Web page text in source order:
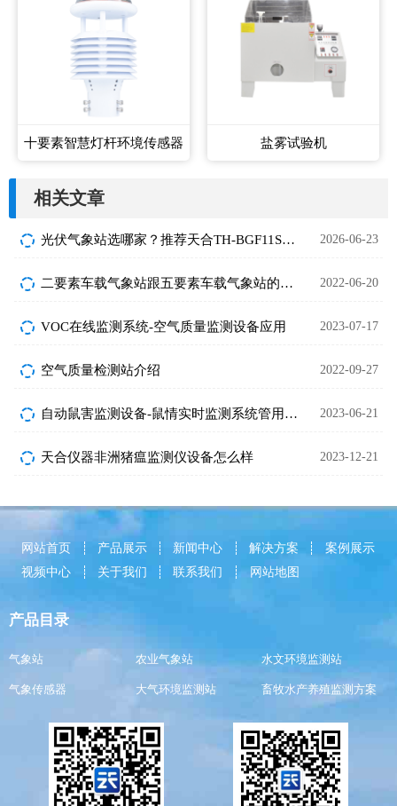
十要素智慧灯杆环境传感器 盐雾试验机
相关文章
光伏气象站选哪家？推荐天合TH-BGF11S光伏发电站环境监测设备 2026-06-23
二要素车载气象站跟五要素车载气象站的区别在哪里 2022-06-20
VOC在线监测系统-空气质量监测设备应用 2023-07-17
空气质量检测站介绍 2022-09-27
自动鼠害监测设备-鼠情实时监测系统管用吗? 2023-06-21
天合仪器非洲猪瘟监测仪设备怎么样 2023-12-21
网站首页 产品展示 新闻中心 解决方案
案例展示
视频中心
关于我们 联系我们 网站地图
产品目录
气象站 农业气象站 水文环境监测站
气象传感器 大气环境监测站 畜牧水产养殖监测方案